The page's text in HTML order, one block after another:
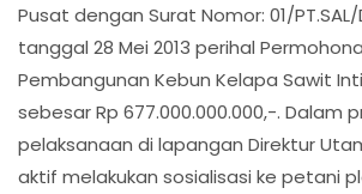
Pusat dengan Surat Nomor: 01/PT.SAL/
tanggal 28 Mei 2013 perihal
Pembangunan Kebun Kelapa Sawit
sebesar Rp 677.000.000.000,-. Dalam
pelaksanaan di lapangan Direktur
aktif melakukan sosialisasi ke petani